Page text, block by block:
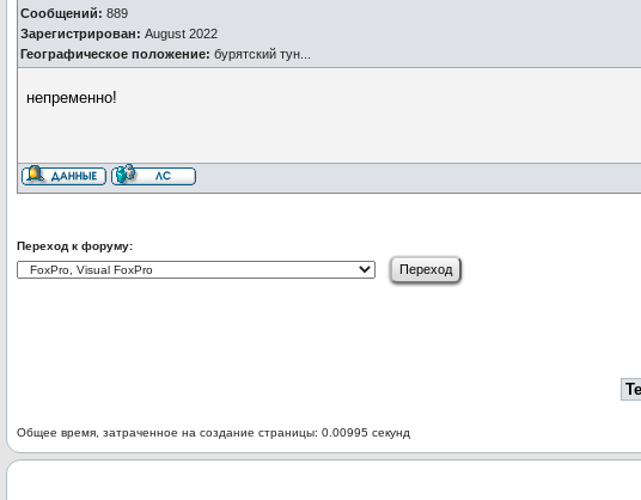
Сообщений: 889
Зарегистрирован: August 2022
Географическое положение: бурятский тун...
непременно!
Переход к форуму:
Общее время, затраченное на создание страницы: 0.00995 секунд